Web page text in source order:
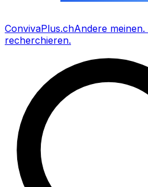
ConvivaPlus.chAndere meinen.
recherchieren.